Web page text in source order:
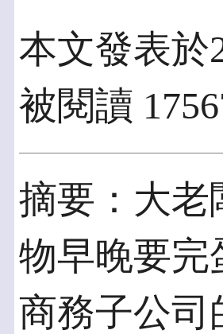
本文發表於
被閱讀
摘要：大老
物早晚要完
商務子公司